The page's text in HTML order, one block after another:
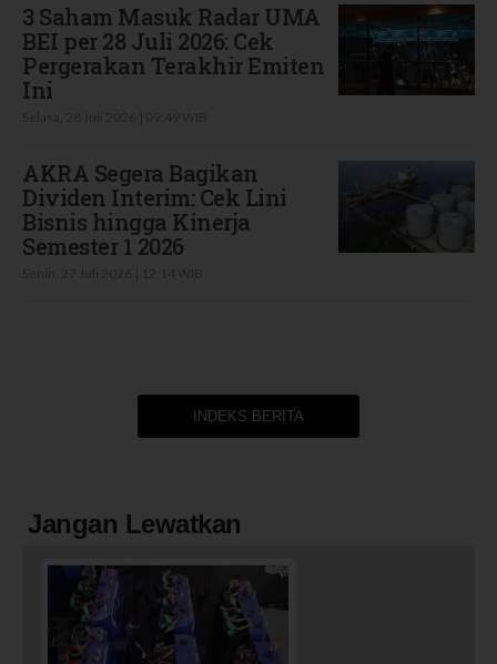
3 Saham Masuk Radar UMA
BEI per 28 Juli 2026: Cek
Pergerakan Terakhir Emiten
Ini
AKRA Segera Bagikan
Dividen Interim: Cek Lini
Bisnis hingga Kinerja
Semester 1 2026
INDEKS BERITA
Jangan Lewatkan